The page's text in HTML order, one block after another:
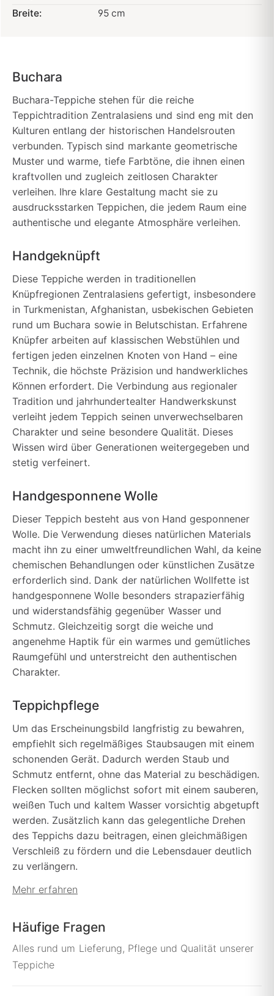
Breite:
95 cm
Buchara
Buchara-Teppiche stehen für die reiche
Teppichtradition Zentralasiens und sind eng mit den
Kulturen entlang der historischen Handelsrouten
verbunden. Typisch sind markante geometrische
Muster und warme, tiefe Farbtöne, die ihnen einen
kraftvollen und zugleich zeitlosen Charakter
verleihen. Ihre klare Gestaltung macht sie zu
ausdrucksstarken Teppichen, die jedem Raum eine
authentische und elegante Atmosphäre verleihen.
Handgeknüpft
Diese Teppiche werden in traditionellen
Knüpfregionen Zentralasiens gefertigt, insbesondere
in Turkmenistan, Afghanistan, usbekischen Gebieten
rund um Buchara sowie in Belutschistan. Erfahrene
Knüpfer arbeiten auf klassischen Webstühlen und
fertigen jeden einzelnen Knoten von Hand – eine
Technik, die höchste Präzision und handwerkliches
Können erfordert. Die Verbindung aus regionaler
Tradition und jahrhundertealter Handwerkskunst
verleiht jedem Teppich seinen unverwechselbaren
Charakter und seine besondere Qualität. Dieses
Wissen wird über Generationen weitergegeben und
stetig verfeinert.
Handgesponnene Wolle
Dieser Teppich besteht aus von Hand gesponnener
Wolle. Die Verwendung dieses natürlichen Materials
macht ihn zu einer umweltfreundlichen Wahl, da keine
chemischen Behandlungen oder künstlichen Zusätze
erforderlich sind. Dank der natürlichen Wollfette ist
handgesponnene Wolle besonders strapazierfähig
und widerstandsfähig gegenüber Wasser und
Schmutz. Gleichzeitig sorgt die weiche und
angenehme Haptik für ein warmes und gemütliches
Raumgefühl und unterstreicht den authentischen
Charakter.
Teppichpflege
Um das Erscheinungsbild langfristig zu bewahren,
empfiehlt sich regelmäßiges Staubsaugen mit einem
schonenden Gerät. Dadurch werden Staub und
Schmutz entfernt, ohne das Material zu beschädigen.
Flecken sollten möglichst sofort mit einem sauberen,
weißen Tuch und kaltem Wasser vorsichtig abgetupft
werden. Zusätzlich kann das gelegentliche Drehen
des Teppichs dazu beitragen, einen gleichmäßigen
Verschleiß zu fördern und die Lebensdauer deutlich
zu verlängern.
Mehr erfahren
Häufige Fragen
Alles rund um Lieferung, Pflege und Qualität unserer
Teppiche